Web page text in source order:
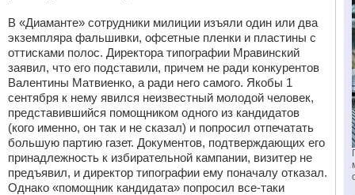
В «Диаманте» сотрудники милиции изъяли один или два
экземпляра фальшивки, офсетные пленки и пластины с
оттисками полос. Директора типографии Мравинский
заявил, что его подставили, причем не ради конкурентов
Валентины Матвиенко, а ради него самого. Якобы 1
сентября к нему явился неизвестный молодой человек,
представившийся помощником одного из кандидатов
(кого именно, он так и не сказал) и попросил отпечатать
большую партию газет. Документов, подтверждающих его
принадлежность к избирательной кампании, визитер не
предъявил, и директор типографии ему поначалу отказал.
Однако «помощник кандидата» попросил все-таки